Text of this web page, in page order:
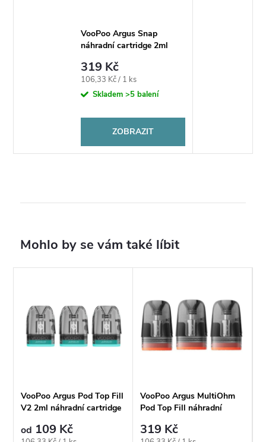
VooPoo Argus Snap
náhradní cartridge 2ml
319 Kč
Měrná
cena:
106,33 Kč / 1 ks
Skladem >5 balení
ZOBRAZIT
VooPoo Argus Pod Top Fill
V2 2ml náhradní cartridge
od 109 Kč
VooPoo Argus MultiOhm
Pod Top Fill náhradní
319 Kč